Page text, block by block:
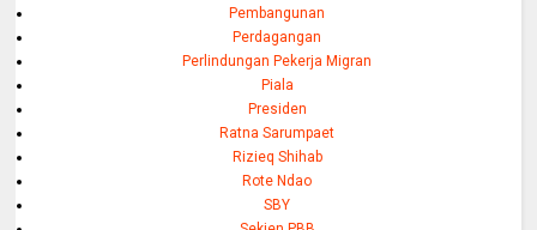
Pembangunan
Perdagangan
Perlindungan Pekerja Migran
Piala
Presiden
Ratna Sarumpaet
Rizieq Shihab
Rote Ndao
SBY